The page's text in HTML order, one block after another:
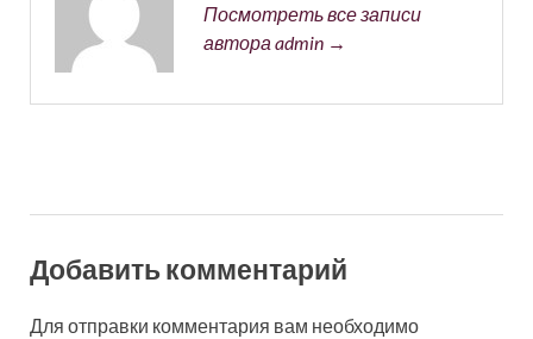
Посмотреть все записи
автора admin →
Добавить комментарий
Для отправки комментария вам необходимо